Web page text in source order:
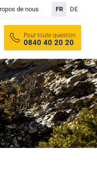
de nous FR DE
Pour toute question
0840 40 20 20